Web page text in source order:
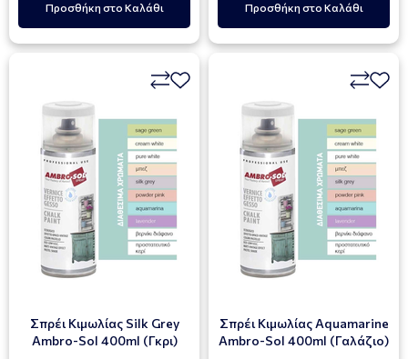
Προσθήκη στο Καλάθι Προσθήκη στο Καλάθι
Σπρέι Κιμωλίας Silk Grey
Ambro-Sol 400ml (Γκρι)
Σπρέι Κιμωλίας Αquamarine
Ambro-Sol 400ml (Γαλάζιο)